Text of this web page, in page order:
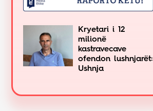
Kryetari i 12
milionë
kastravecave
ofendon lushnjarët:
Ushnja